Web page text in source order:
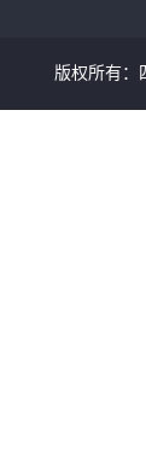
版权所有：